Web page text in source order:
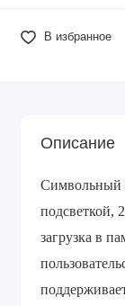
В избранное
Описание
Символьный
подсветкой,
загрузка в